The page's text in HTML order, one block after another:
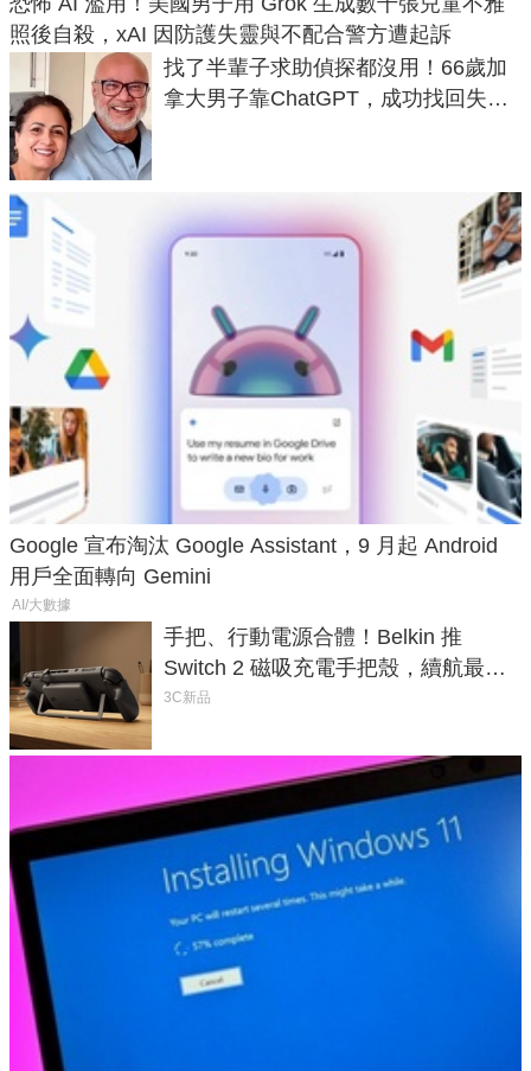
照後自殺，xAI 因防護失靈與不配合警方遭起訴
找了半輩子求助偵探都沒用！66歲加
拿大男子靠ChatGPT，成功找回失散
Google 宣布淘汰 Google Assistant，9 月起 Android
用戶全面轉向 Gemini
AI/大數據
手把、行動電源合體！Belkin 推
Switch 2 磁吸充電手把殼，續航最高
延長 1.5 倍
3C新品